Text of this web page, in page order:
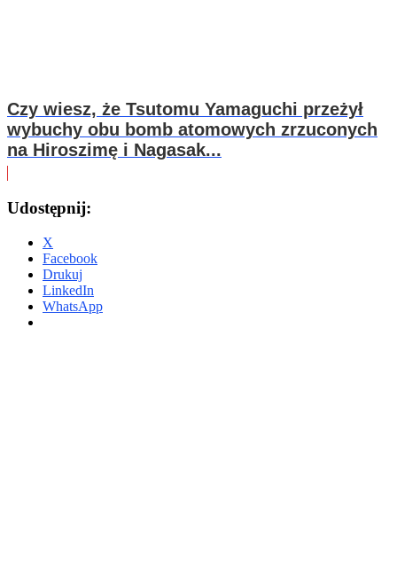
Czy wiesz, że Tsutomu Yamaguchi przeżył
wybuchy obu bomb atomowych zrzuconych
na Hiroszimę i Nagasak...
Udostępnij:
X
Facebook
Drukuj
LinkedIn
WhatsApp